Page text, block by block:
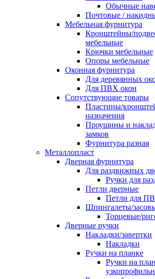
Обычные
Почтовые /
Мебельная фурнитура
Кронштейны/
мебельные
Крючки мебельные
Опоры мебельные
Оконная фурнитура
Для деревянных
Для ПВХ окон
Сопутствующие товары
Пластины/
назначения
Проушины и
замков
Фурнитура разная
Металлопласт
Дверная фурнитура
Для раздвижных
Ручки для
Петли дверные
Петли для
Шпингалеты/
Торцевые/
Дверные ручки
Накладки/завертки
Накладки
Ручки на планке
Ручки на